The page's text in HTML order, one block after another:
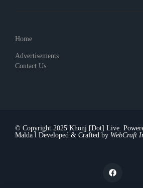
Home
Advertisements
Contact Us
© Copyright 2025 Khonj [Dot] Live.
Malda l Developed & Crafted by WebCraft